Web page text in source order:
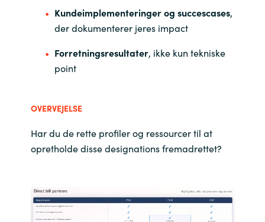
Kundeimplementeringer og succescases,
der dokumenterer jeres impact
Forretningsresultater, ikke kun tekniske
point
OVERVEJELSE
Har du de rette profiler og ressourcer til at
opretholde disse designations fremadrettet?